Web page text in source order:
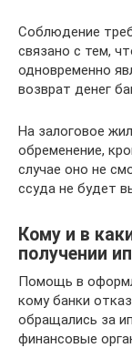
Соблюдение
связано с тем,
одновременно
возврат денег
На залоговое
обременение,
случае оно не
ссуда не будет
Кому и в
получении
Помощь в
кому банки
обращались за
финансовые